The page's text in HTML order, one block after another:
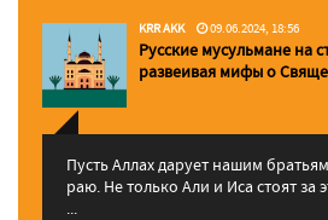
KRR AKK 09.06.2024, 18:56
Русские мусульмане на
pазвеивая мифы о
Пусть Аллах дарует нашим
раю. Не только Али и Иса стоят за
...